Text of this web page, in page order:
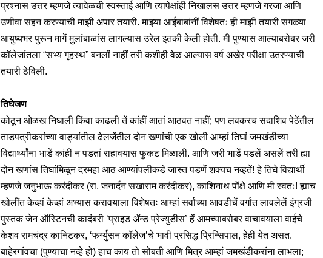
प्रश्नास उत्तर म्हणजे त्यावेळची स्वस्ताई आणि त्यापेक्षांही निखालस उत्तर म्हणजे गरजा आणि
उणीवा सहन करण्याची माझी अपार तयारी. माझ्या आईबाबांनीं विशेषतः ही माझी तयारी सगळ्या
आयुष्यभर पुरून मागें मुलांबाळांस लागल्यास उरेल इतकी केली होती. मी पुण्यास आल्याबरोबर जरी
कॉलेजांतला “सभ्य गृहस्थ” बनलों नाहीं तरी कशीही वेळ आल्यास वर्ष अखेर परीक्षा उतरण्याची
तयारी ठेविली.
तिघेजण
कोठून ओळख निघाली किंवा काढली तें कांहीं आतां आठवत नाहीं; पण लवकरच सदाशिव पेठेंतील
ताडपत्रीकरांच्या वाड्यांतील ढेलजेंतील दोन खणांची एक खोली आम्हां तिघां जमखंडीच्या
विद्यार्थ्यांना भाडें कांहीं न पडतां राहावयास फुकट मिळाली. आणि जरी भाडें पडलें असलें तरी ह्या
दोन खणांस तिघांमिळून दरमहा आठ आण्यांपलीकडे जास्त पडणें शक्यच नव्हतें! हे तिघे विद्यार्थी
म्हणजे जनुभाऊ करंदीकर (रा. जनार्दन सखाराम करंदीकर), काशिनाथ पोंक्षे आणि मी स्वतः! ह्याच
खोलींत केव्हां केव्हां अभ्यास करावयाला विशेषतः आम्हां सर्वांच्या आवडीचें वर्गांत लावलेलें इंग्रजी
पुस्तक जेन ऑस्टिनची कादंबरी ‘प्राइड ॲन्ड प्रेज्युडीस’ हें आमच्याबरोबर वाचावयाला वाईचे
केशव रामचंद्र कानिटकर, ‘फर्ग्युसन कॉलेज’चे भावी प्रसिद्ध प्रिन्सिपाल, हेही येत असत.
बाहेरगांवचा (पुण्याचा नव्हे हो) हाच काय तो सोबती आणि मित्र आम्हां जमखंडीकरांना लाभला;